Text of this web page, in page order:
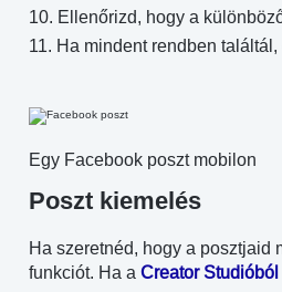
Ellenőrizd, hogy a
Ha mindent rendben
Egy Facebook poszt mobilon
Poszt kiemelés
Ha szeretnéd, hogy a posztjaid
funkciót. Ha a Creator Studióból